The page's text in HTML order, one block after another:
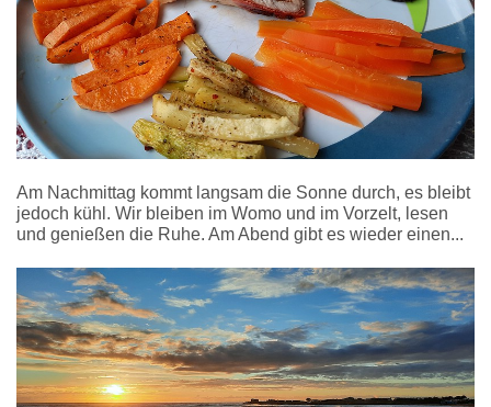
Am Nachmittag kommt langsam die Sonne durch, es bleibt
jedoch kühl. Wir bleiben im Womo und im Vorzelt, lesen
und genießen die Ruhe. Am Abend gibt es wieder einen...